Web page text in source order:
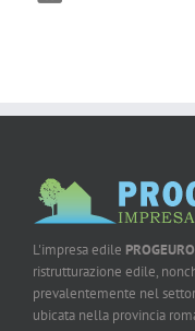
L'impresa edile PROGEURO
ristrutturazione edile,
prevalentemente nel
ubicata nella provincia